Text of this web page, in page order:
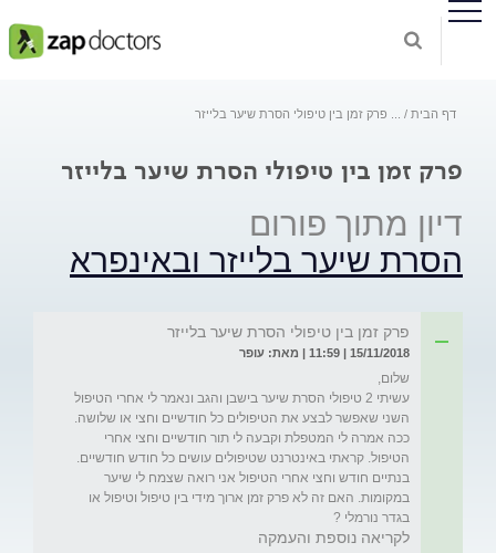
דף הבית פרק זמן בין טיפולי הסרת שיער בלייזר
פרק זמן בין טיפולי הסרת שיער בלייזר
דיון מתוך פורום
הסרת שיער בלייזר ובאינפרא
פרק זמן בין טיפולי הסרת שיער בלייזר
15/11/2018 | 11:59 | מאת: עופר
עשיתי 2 טיפולי הסרת שיער בישבן והגב ונאמר לי אחרי הטיפול
השני שאפשר לבצע את הטיפולים כל חודשיים וחצי או שלושה.
ככה אמרה לי המטפלת וקבעה לי תור חודשיים וחצי אחרי
הטיפול. קראתי באינטרנט שטיפולים עושים כל חודש חודשיים.
בנתיים חודש וחצי אחרי הטיפול אני רואה שצמח לי שיער
במקומות. האם זה לא פרק זמן ארוך מידי בין טיפול וטיפול או
בגדר נורמלי ?
לקריאה נוספת והעמקה